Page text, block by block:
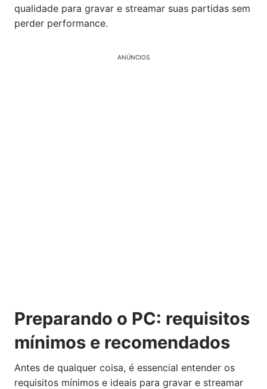
qualidade para gravar e streamar suas partidas sem
perder performance.
ANÚNCIOS
Preparando o PC: requisitos
mínimos e recomendados
Antes de qualquer coisa, é essencial entender os
requisitos mínimos e ideais para gravar e streamar